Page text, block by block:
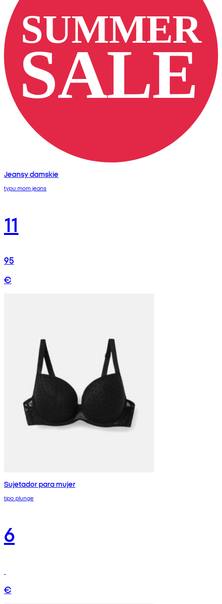
Jeansy damskie
typu mom jeans
11
95
€
Sujetador para mujer
tipo plunge
6
€